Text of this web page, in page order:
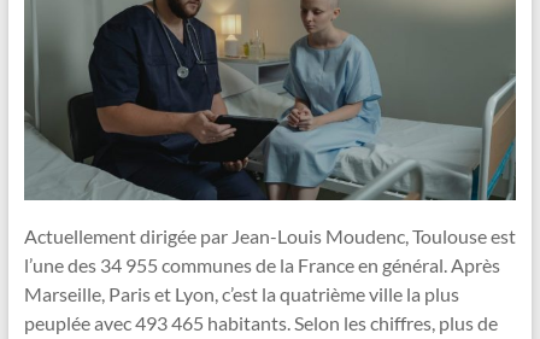
Actuellement dirigée par Jean-Louis Moudenc, Toulouse est
l’une des 34 955 communes de la France en général. Après
Marseille, Paris et Lyon, c’est la quatrième ville la plus
peuplée avec 493 465 habitants. Selon les chiffres, plus de